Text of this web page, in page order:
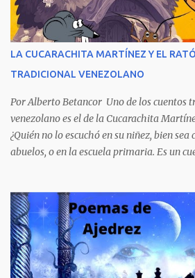
personajes, cuatro crímenes que
venezolana y cuyos presuntos autores
tener la policía pruebas e indicios
porque refleja los males del poder judicial
venezolana, tráfico...
LA CUCARACHITA MARTÍNEZ Y EL
TRADICIONAL VENEZOLANO
Por Alberto Betancor Uno de los cuentos
venezolano es el de la Cucarachita
¿Quién no lo escuchó en su niñez, bien
abuelos, o en la escuela primaria. Es un
hablaban, hace mucho, mucho tiempo,
Martínez que estaba barriendo el zaguán
cuando vio algo que brillaba, se
que veían sus ojos, era un mediecito
La recogió y se preguntó de quien sería,